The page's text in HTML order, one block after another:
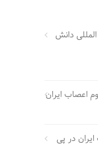
دانش
اعصاب ایران
در پی